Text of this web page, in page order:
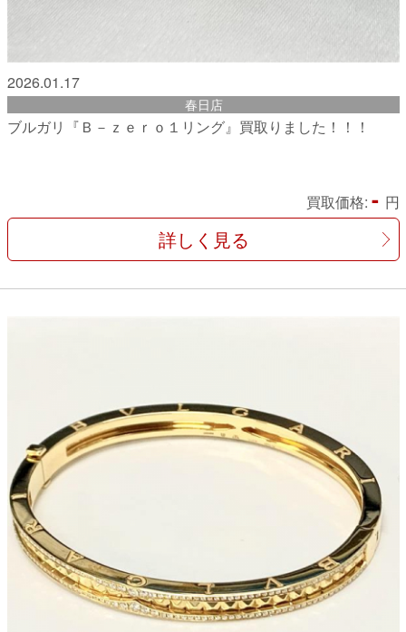
2026.01.17
春日店
ブルガリ『Ｂ－ｚｅｒｏ１リング』買取りました！！！
買取価格: - 円
詳しく見る